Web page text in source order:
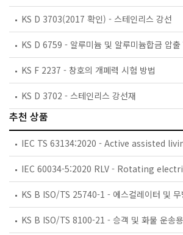
KS D 3703(2017 확인) - 스테인리스 강선
KS D 6759 - 알루미늄 및 알루미늄합금 압출
KS F 2237 - 창호의 개폐력 시험 방법
KS D 3702 - 스테인리스 강선재
추천 상품